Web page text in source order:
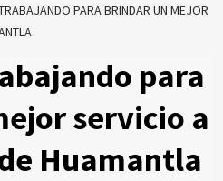
PARA BRINDAR UN MEJOR
para
servicio a
Huamantla